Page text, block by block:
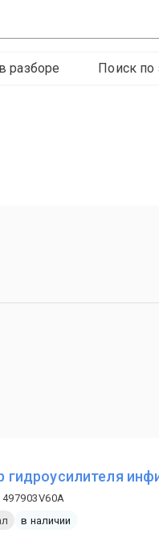
разборе Поиск по
гидроусилителя
в наличии